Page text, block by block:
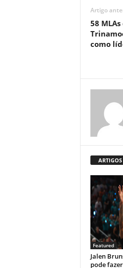
Artigo
58
como
Featured
Jalen
pode